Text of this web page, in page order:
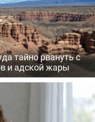
тайно рвануть с
и адской жары